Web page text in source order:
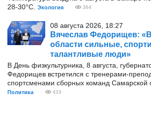
28-30°С.
Экология 364
08 августа 2026, 18:27
Вячеслав Федорищев:
области сильные,
талантливые люди»
В День физкультурника, 8 августа,
Федорищев встретился с тренерами-
спортсменами сборных команд Самарской
Политика 433